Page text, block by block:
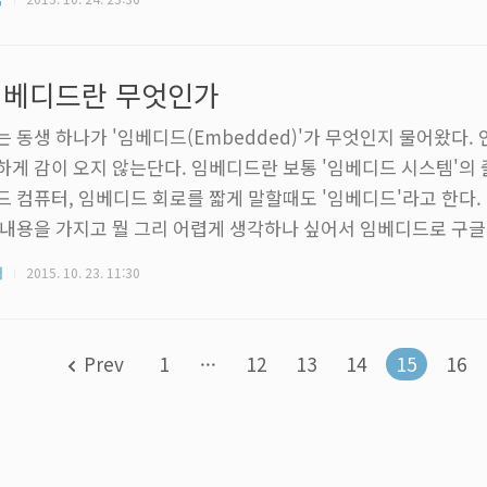
손 좀 잡지 않는다고 큰일이야 나겠는가. 그런데 거기서 끝이
교과서를 만들고, 국민의 주머니를 강간하기 위해 세금을 올
생각이 든다. ..
디드란 무엇인가
동생 하나가 '임베디드(Embedded)'가 무엇인지 물어왔다.
게 감이 오지 않는단다. 임베디드란 보통 '임베디드 시스템'의
컴퓨터, 임베디드 회로를 짧게 말할때도 '임베디드'라고 한다
용을 가지고 뭘 그리 어렵게 생각하나 싶어서 임베디드로 구
단하게 통화로 설명을 해주고 나니 이건 따로 정리해서 글로
PC처럼 속편하게 쓸 물건이 못되었다. 커다란 방 하나를 통
무지하..
2015. 10. 23. 11:30
Prev 1 ··· 12 13 14 15 16